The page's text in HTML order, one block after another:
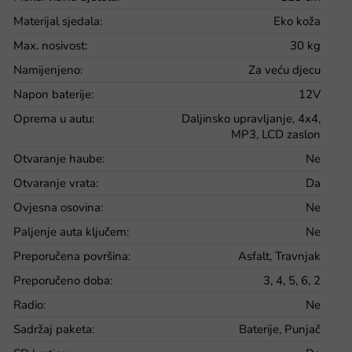
Materijal sjedala:
Eko koža
Max. nosivost:
30 kg
Namijenjeno:
Za veću djecu
Napon baterije:
12V
Oprema u autu:
Daljinsko upravljanje, 4x4,
MP3, LCD zaslon
Otvaranje haube:
Ne
Otvaranje vrata:
Da
Ovjesna osovina:
Ne
Paljenje auta ključem:
Ne
Preporučena površina:
Asfalt, Travnjak
Preporučeno doba:
3, 4, 5, 6, 2
Radio:
Ne
Sadržaj paketa:
Baterije, Punjač